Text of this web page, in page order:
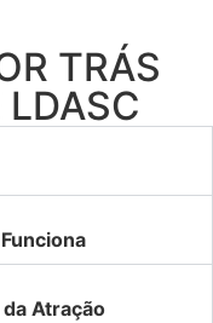
TRÁS
Atração